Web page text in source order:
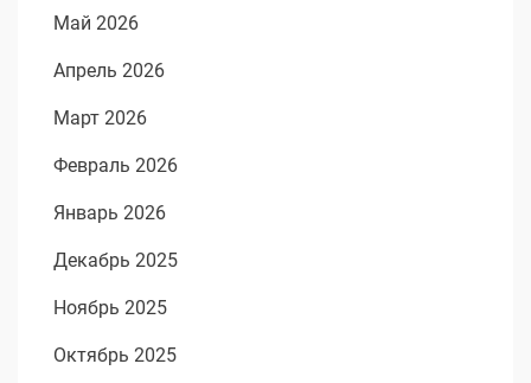
Май 2026
Апрель 2026
Март 2026
Февраль 2026
Январь 2026
Декабрь 2025
Ноябрь 2025
Октябрь 2025